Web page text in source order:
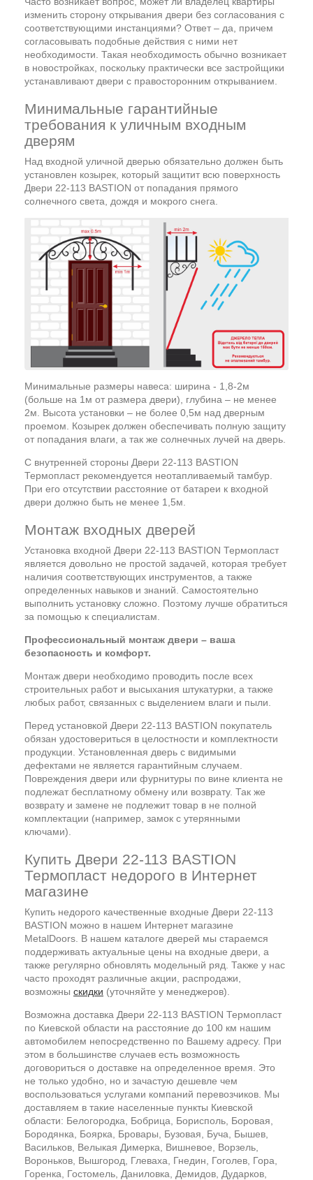
изменить сторону открывания двери без согласования с
соответствующими инстанциями? Ответ – да, причем
согласовывать подобные действия с ними нет
необходимости. Такая необходимость обычно возникает
в новостройках, поскольку практически все застройщики
устанавливают двери с правосторонним открыванием.
Минимальные гарантийные
требования к уличным входным
дверям
Над входной уличной дверью обязательно должен быть
установлен козырек, который защитит всю поверхность
Двери 22-113 BASTION от попадания прямого
солнечного света, дождя и мокрого снега.
Минимальные размеры навеса: ширина - 1,8-2м
(больше на 1м от размера двери), глубина – не менее
2м. Высота установки – не более 0,5м над дверным
проемом. Козырек должен обеспечивать полную защиту
от попадания влаги, а так же солнечных лучей на дверь.
С внутренней стороны Двери 22-113 BASTION
Термопласт рекомендуется неотапливаемый тамбур.
При его отсутствии расстояние от батареи к входной
двери должно быть не менее 1,5м.
Монтаж входных дверей
Установка входной Двери 22-113 BASTION Термопласт
является довольно не простой задачей, которая требует
наличия соответствующих инструментов, а также
определенных навыков и знаний. Самостоятельно
выполнить установку сложно. Поэтому лучше обратиться
за помощью к специалистам.
Профессиональный монтаж двери – ваша
безопасность и комфорт.
Монтаж двери необходимо проводить после всех
строительных работ и высыхания штукатурки, а также
любых работ, связанных с выделением влаги и пыли.
Перед установкой Двери 22-113 BASTION покупатель
обязан удостовериться в целостности и комплектности
продукции. Установленная дверь с видимыми
дефектами не является гарантийным случаем.
Повреждения двери или фурнитуры по вине клиента не
подлежат бесплатному обмену или возврату. Так же
возврату и замене не подлежит товар в не полной
комплектации (например, замок с утерянными
ключами).
Купить Двери 22-113 BASTION
Термопласт недорого в Интернет
магазине
Купить недорого качественные входные Двери 22-113
BASTION можно в нашем Интернет магазине
MetalDoors. В нашем каталоге дверей мы стараемся
поддерживать актуальные цены на входные двери, а
также регулярно обновлять модельный ряд. Также у нас
часто проходят различные акции, распродажи,
возможны скидки (уточняйте у менеджеров).
Возможна доставка Двери 22-113 BASTION Термопласт
по Киевской области на расстояние до 100 км нашим
автомобилем непосредственно по Вашему адресу. При
этом в большинстве случаев есть возможность
договориться о доставке на определенное время. Это
не только удобно, но и зачастую дешевле чем
воспользоваться услугами компаний перевозчиков. Мы
доставляем в такие населенные пункты Киевской
области: Белогородка, Бобрица, Борисполь, Боровая,
Бородянка, Боярка, Бровары, Бузовая, Буча, Бышев,
Васильков, Велыкая Димерка, Вишневое, Ворзель,
Вороньков, Вышгород, Глеваха, Гнедин, Гоголев, Гора,
Горенка, Гостомель, Даниловка, Демидов, Дударков,